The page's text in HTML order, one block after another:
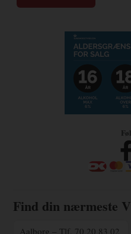
Find din nærmeste
Aalborg – Tlf. 70 20 83 02